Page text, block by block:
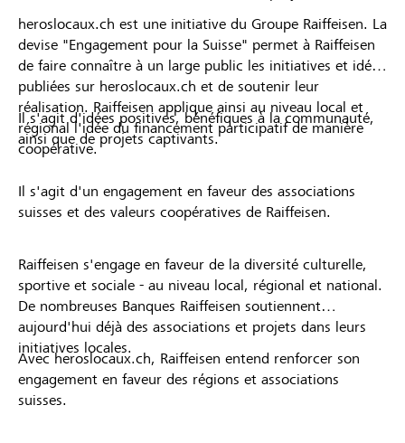
heroslocaux.ch est une initiative du Groupe Raiffeisen. La
devise "Engagement pour la Suisse" permet à Raiffeisen
de faire connaître à un large public les initiatives et idées
publiées sur heroslocaux.ch et de soutenir leur
réalisation. Raiffeisen applique ainsi au niveau local et
régional l'idée du financement participatif de manière
coopérative.
Il s'agit d'idées positives, bénéfiques à la communauté,
ainsi que de projets captivants.
Il s'agit d'un engagement en faveur des associations
suisses et des valeurs coopératives de Raiffeisen.
Raiffeisen s'engage en faveur de la diversité culturelle,
sportive et sociale - au niveau local, régional et national.
De nombreuses Banques Raiffeisen soutiennent
aujourd'hui déjà des associations et projets dans leurs
initiatives locales.
Avec heroslocaux.ch, Raiffeisen entend renforcer son
engagement en faveur des régions et associations
suisses.